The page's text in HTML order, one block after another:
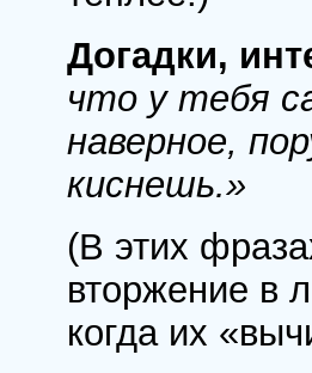
Догадки,
что у тебя
наверное,
киснешь.»
(В этих
вторжение в
когда их